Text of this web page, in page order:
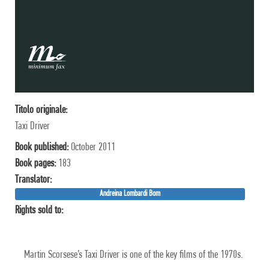
Titolo originale:
Taxi Driver
Book published:October 2011
Book pages: 183
Translator:
Andreina Lombardi Bom
Rights sold to:
Martin Scorsese’s Taxi Driver is one of the key films of the 1970s.